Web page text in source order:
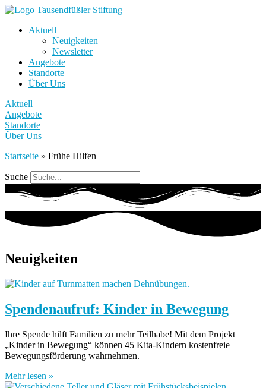
Aktuell
Neuigkeiten
Newsletter
Angebote
Standorte
Über Uns
Aktuell
Angebote
Standorte
Über Uns
Startseite » Frühe Hilfen
Suche
Neuigkeiten
Spendenaufruf: Kinder in Bewegung
Ihre Spende hilft Familien zu mehr Teilhabe! Mit dem Projekt
„Kinder in Bewegung“ können 45 Kita-Kindern kostenfreie
Bewegungsförderung wahrnehmen.
Mehr lesen »